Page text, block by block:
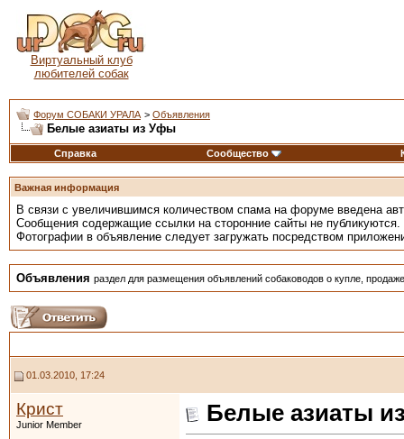
Виртуальный клуб
любителей собак
Форум СОБАКИ УРАЛА > Объявления
Белые азиаты из Уфы
Справка Сообщество
Важная информация
В связи с увеличившимся количеством спама на форуме введена
Сообщения содержащие ссылки на сторонние сайты не публикуются.
Фотографии в объявление следует загружать посредством
Объявления раздел для размещения объявлений собаководов о купле,
01.03.2010, 17:24
Крист
Junior Member
Белые азиаты